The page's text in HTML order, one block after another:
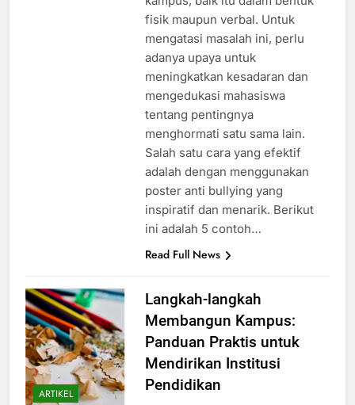
fisik maupun verbal. Untuk
mengatasi masalah ini, perlu
adanya upaya untuk
meningkatkan kesadaran dan
mengedukasi mahasiswa
tentang pentingnya
menghormati satu sama lain.
Salah satu cara yang efektif
adalah dengan menggunakan
poster anti bullying yang
inspiratif dan menarik. Berikut
ini adalah 5 contoh…
Read Full News
ARTIKEL
Langkah-langkah
Membangun Kampus:
Panduan Praktis untuk
Mendirikan Institusi
Pendidikan